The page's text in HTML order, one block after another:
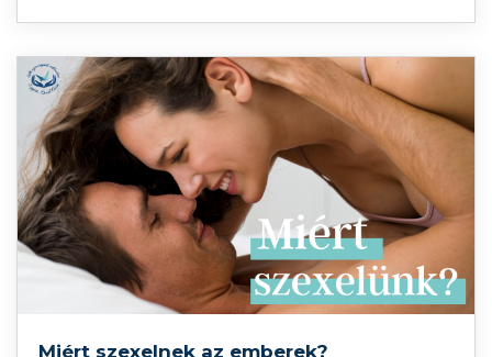
szervezetünket a stressz okozta hatásoktól.
csatornánkon, iratkozzon fel a részletekért! Szánjon
néhány
Miért szexelnek az emberek?